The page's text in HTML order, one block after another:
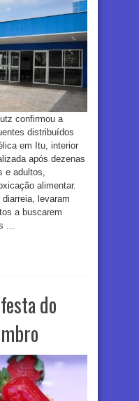
confirmou a
distribuídos
em Itu, interior
após dezenas
e adultos,
alimentar.
levaram
a buscarem
...
do